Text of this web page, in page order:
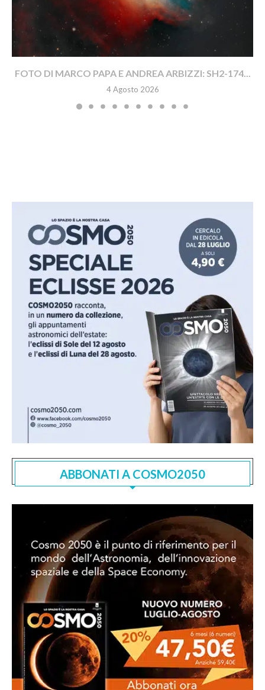
FOTO DI MARCO PAPA E ANDREA ARBIZZI: SH2-174...
4 Agosto 2026
ABBONATI A COSMO2050